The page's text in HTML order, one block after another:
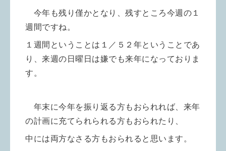
今年も残り僅かとなり、残すところ今週の１
週間ですね。
１週間ということは１／５２年ということであ
り、来週の日曜日は嫌でも来年になっておりま
す。
年末に今年を振り返る方もおられれば、来年
の計画に充てられられる方もおられたり、
中には両方なさる方もおられると思います。